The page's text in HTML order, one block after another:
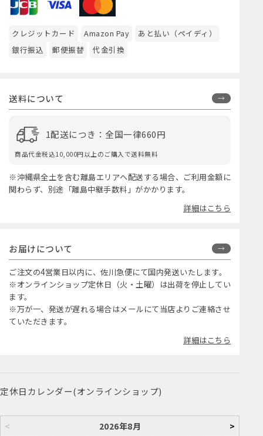
クレジットカード Amazon Pay
あと払い（ペイディ）
銀行振込
郵便振替 代金引換
送料について
1配送につき：全国一律660円
商品代金税込10,000円以上のご購入で送料無料
※沖縄県全土を含む離島エリアへ配送する場合、ご利用金額に
関わらず、別途「離島中継手数料」がかかります。
詳細はこちら
お届けについて
ご注文の4営業日以内に、佐川急便にて国内発送いたします。
※オンラインショップ定休日（火・土曜）は出荷を停止してい
ます。
※万が一、発送が遅れる場合はメールにて当店よりご連絡させ
ていただきます。
詳細はこちら
定休日カレンダー(オンラインショップ)
< 2026年8月 >